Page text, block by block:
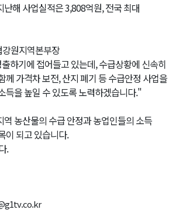
해 사업실적은 3,808억원, 전국 최대
원지역본부장
하기에 접어들고 있는데, 수급상황에 신속히
께 가격차 보전, 산지 폐기 등 수급안정 사업을
득을 높일 수 있도록 노력하겠습니다."
농산물의 수급 안정과 농업인들의 소득
이 되고 있습니다.
.